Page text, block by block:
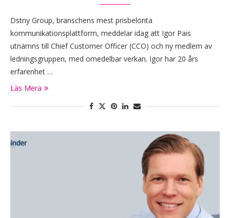
Dstny Group, branschens mest prisbelönta
kommunikationsplattform, meddelar idag att Igor Pais
utnämns till Chief Customer Officer (CCO) och ny medlem av
ledningsgruppen, med omedelbar verkan. Igor har 20 års
erfarenhet …
Läs Mera